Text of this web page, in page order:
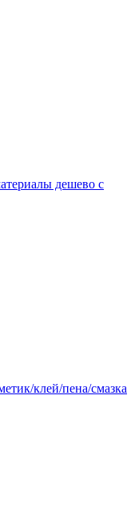
клей/пена/смазка